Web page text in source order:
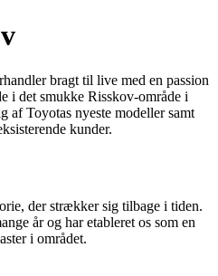
bragt til live med en passion
i det smukke Risskov-område i
af Toyotas nyeste modeller samt
kunder.
der strækker sig tilbage i tiden.
år og har etableret os som en
i området.